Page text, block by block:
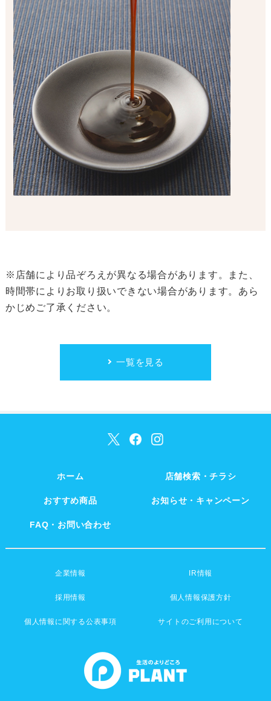
※店舗により品ぞろえが異なる場合があります。また、
時間帯によりお取り扱いできない場合があります。あら
かじめご了承ください。
一覧を見る
ホーム 店舗検索・チラシ
おすすめ商品 お知らせ・キャンペーン
FAQ・お問い合わせ
企業情報 IR情報
採用情報 個人情報保護方針
個人情報に関する公表事項 サイトのご利用について